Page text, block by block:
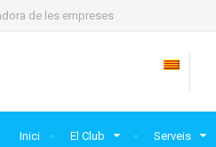
de les empreses
Inici El Club Serveis